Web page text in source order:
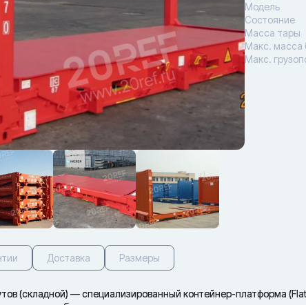
Модель
Состояние
Масса тары
Макс. масса
Макс.
Доставка Размеры
(складной) — специализированный контейнер-платформа